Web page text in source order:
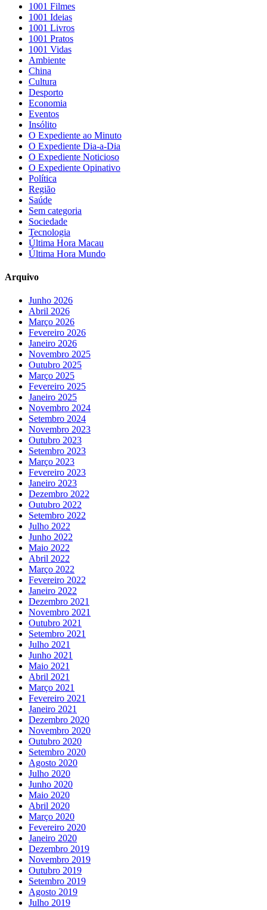
1001 Filmes
1001 Ideias
1001 Livros
1001 Pratos
1001 Vidas
Ambiente
China
Cultura
Desporto
Economia
Eventos
Insólito
O Expediente ao Minuto
O Expediente Dia-a-Dia
O Expediente Noticioso
O Expediente Opinativo
Política
Região
Saúde
Sem categoria
Sociedade
Tecnologia
Última Hora Macau
Última Hora Mundo
Arquivo
Junho 2026
Abril 2026
Março 2026
Fevereiro 2026
Janeiro 2026
Novembro 2025
Outubro 2025
Março 2025
Fevereiro 2025
Janeiro 2025
Novembro 2024
Setembro 2024
Novembro 2023
Outubro 2023
Setembro 2023
Março 2023
Fevereiro 2023
Janeiro 2023
Dezembro 2022
Outubro 2022
Setembro 2022
Julho 2022
Junho 2022
Maio 2022
Abril 2022
Março 2022
Fevereiro 2022
Janeiro 2022
Dezembro 2021
Novembro 2021
Outubro 2021
Setembro 2021
Julho 2021
Junho 2021
Maio 2021
Abril 2021
Março 2021
Fevereiro 2021
Janeiro 2021
Dezembro 2020
Novembro 2020
Outubro 2020
Setembro 2020
Agosto 2020
Julho 2020
Junho 2020
Maio 2020
Abril 2020
Março 2020
Fevereiro 2020
Janeiro 2020
Dezembro 2019
Novembro 2019
Outubro 2019
Setembro 2019
Agosto 2019
Julho 2019